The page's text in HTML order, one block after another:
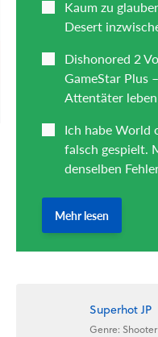
Superhot JP
Genre: Shooter